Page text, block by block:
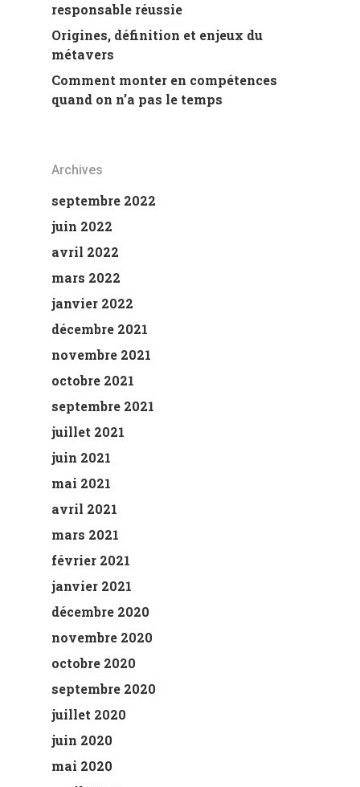
responsable réussie
Origines, définition et enjeux du
métavers
Comment monter en compétences
quand on n’a pas le temps
Archives
septembre 2022
juin 2022
avril 2022
mars 2022
janvier 2022
décembre 2021
novembre 2021
octobre 2021
septembre 2021
juillet 2021
juin 2021
mai 2021
avril 2021
mars 2021
février 2021
janvier 2021
décembre 2020
novembre 2020
octobre 2020
septembre 2020
juillet 2020
juin 2020
mai 2020